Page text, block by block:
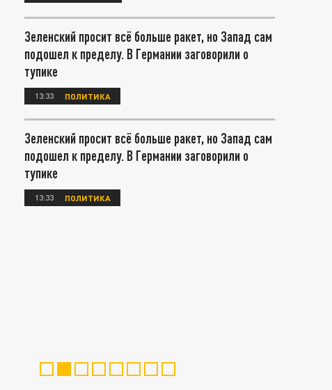
Зеленский просит всё больше ракет, но Запад сам
подошел к пределу. В Германии заговорили о
тупике
13:33 ПОЛИТИКА
Зеленский просит всё больше ракет, но Запад сам
подошел к пределу. В Германии заговорили о
тупике
13:33 ПОЛИТИКА